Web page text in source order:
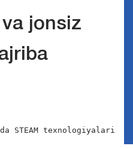
jonsiz
STEAM texnologiyalari